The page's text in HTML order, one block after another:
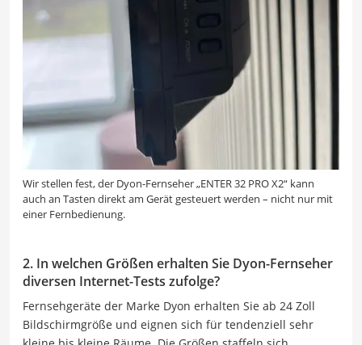
Wir stellen fest, der Dyon-Fernseher „ENTER 32 PRO X2“ kann
auch an Tasten direkt am Gerät gesteuert werden – nicht nur mit
einer Fernbedienung.
2. In welchen Größen erhalten Sie Dyon-Fernseher
diversen Internet-Tests zufolge?
Fernsehgeräte der Marke Dyon erhalten Sie ab 24 Zoll
Bildschirmgröße und eignen sich für tendenziell sehr